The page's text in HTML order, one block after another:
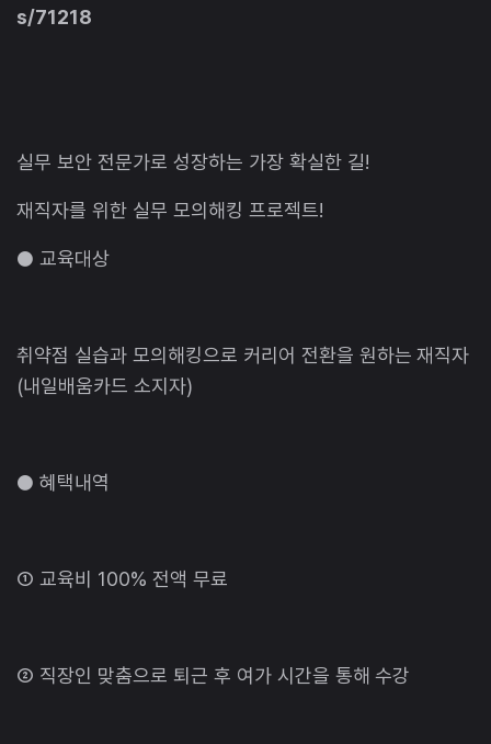
s/71218
실무 보안 전문가로 성장하는 가장 확실한 길!
재직자를 위한 실무 모의해킹 프로젝트!
● 교육대상
취약점 실습과 모의해킹으로 커리어 전환을 원하는 재직자
(내일배움카드 소지자)
● 혜택내역
① 교육비 100% 전액 무료
② 직장인 맞춤으로 퇴근 후 여가 시간을 통해 수강